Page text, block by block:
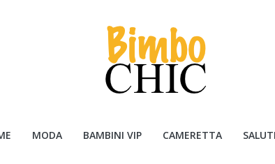
MODA BAMBINI VIP CAMERETTA